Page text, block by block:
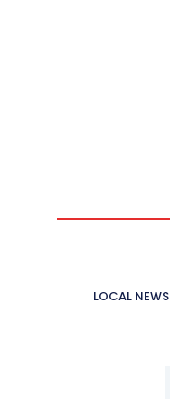
LOCAL NEWS